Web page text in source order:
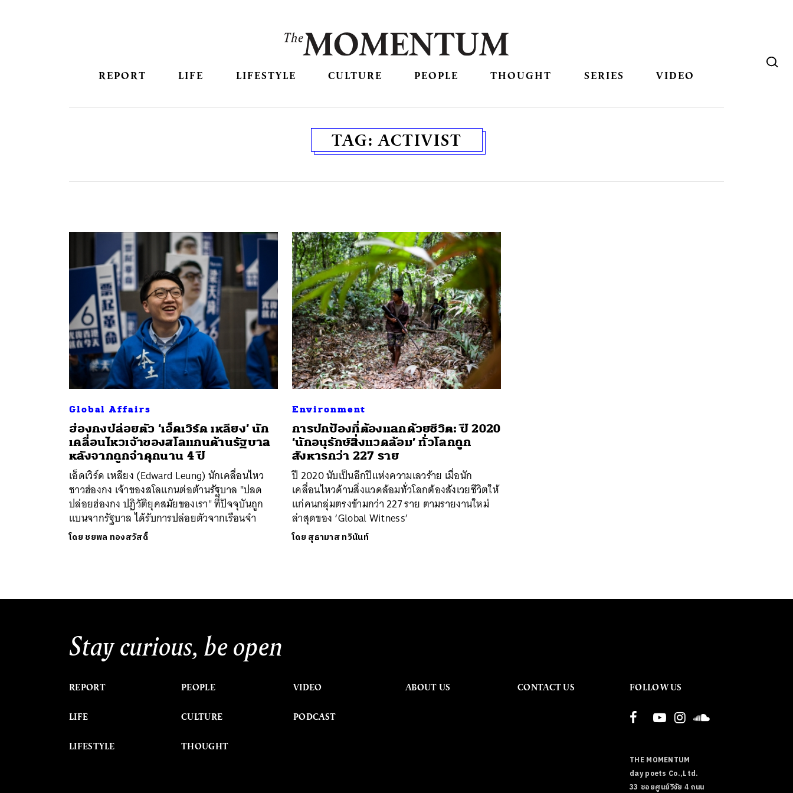
REPORT LIFE LIFESTYLE CULTURE PEOPLE THOUGHT SERIES VIDEO
TAG:ACTIVIST
Global Affairs
ฮ่องกงปล่อยตัว ‘เอ็ดเวิร์ด เหลียง’ นัก
เคลื่อนไหวเจ้าของสโลแกนต้านรัฐบาล
หลังจากถูกจำคุกนาน 4 ปี
เอ็ดเวิร์ด เหลียง (Edward Leung) นักเคลื่อนไหว
ชาวฮ่องกง เจ้าของสโลแกนต่อต้านรัฐบาล "ปลด
ปล่อยฮ่องกง ปฏิวัติยุคสมัยของเรา" ที่ปัจจุบันถูก
แบนจากรัฐบาล ได้รับการปล่อยตัวจากเรือนจำ
โดย ชยพล ทองสวัสดิ์
Environment
การปกป้องที่ต้องแลกด้วยชีวิต: ปี 2020
‘นักอนุรักษ์สิ่งแวดล้อม’ ทั่วโลกถูก
สังหารกว่า 227 ราย
ปี 2020 นับเป็นอีกปีแห่งความเลวร้าย เมื่อนัก
เคลื่อนไหวด้านสิ่งแวดล้อมทั่วโลกต้องสังเวยชีวิตให้
แก่คนกลุ่มตรงข้ามกว่า 227 ราย ตามรายงานใหม่
ล่าสุดของ ‘Global Witness’
โดย สุธามาส ทวินันท์
Stay curious, be open
REPORT
LIFE
LIFESTYLE
PEOPLE
CULTURE
THOUGHT
VIDEO
PODCAST
ABOUT US CONTACT US FOLLOW US
THE MOMENTUM
day poets Co.,Ltd.
33 ซอยศูนย์วิจัย 4 ถนน
ค้นหา
SHARE TWEET EMAIL